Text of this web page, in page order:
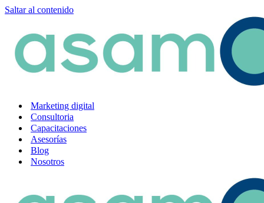
Saltar al contenido
Marketing digital
Consultoria
Capacitaciones
Asesorías
Blog
Nosotros